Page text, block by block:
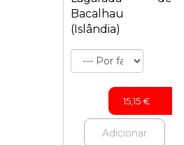
Bacalhau
(Islândia)
15,15€
Adicionar